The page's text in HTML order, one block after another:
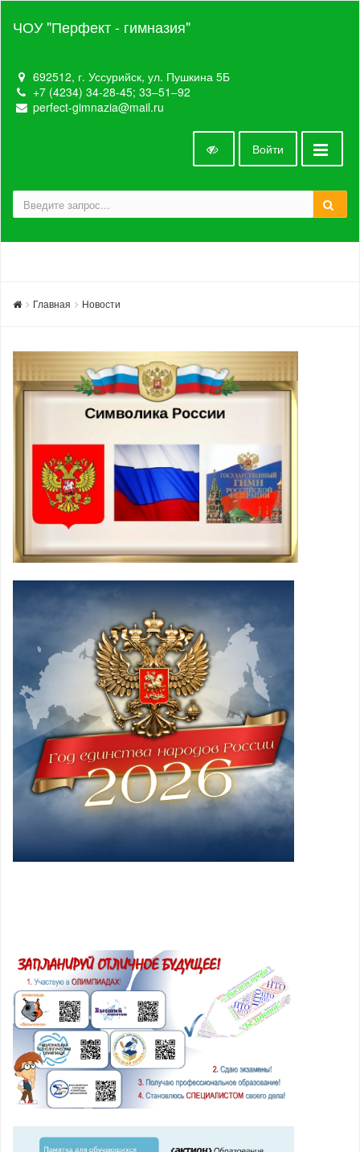
ЧОУ "Перфект - гимназия"
692512, г. Уссурийск, ул. Пушкина 5Б
+7 (4234) 34-28-45; 33‒51‒92
perfect-gimnazia@mail.ru
Войти
Главная Новости